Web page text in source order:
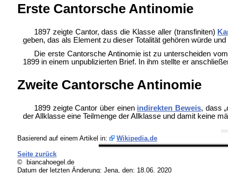
Erste Cantorsche Antinomie
1897 zeigte Cantor, dass die Klasse aller (transfiniten)
geben, das als Element zu dieser Totalität gehören würde
Die erste Cantorsche Antinomie ist zu unterscheiden
1899 in einem unpublizierten Brief. In ihm stellte er
Zweite Cantorsche Antinomie
1899 zeigte Cantor über einen indirekten Beweis, dass
der Allklasse eine Teilmenge der Allklasse und damit keine
Basierend auf einem Artikel in: Wikipedia.de
Seite zurück
© biancahoegel.de
Datum der letzten Änderung: Jena, den: 18.06. 2020